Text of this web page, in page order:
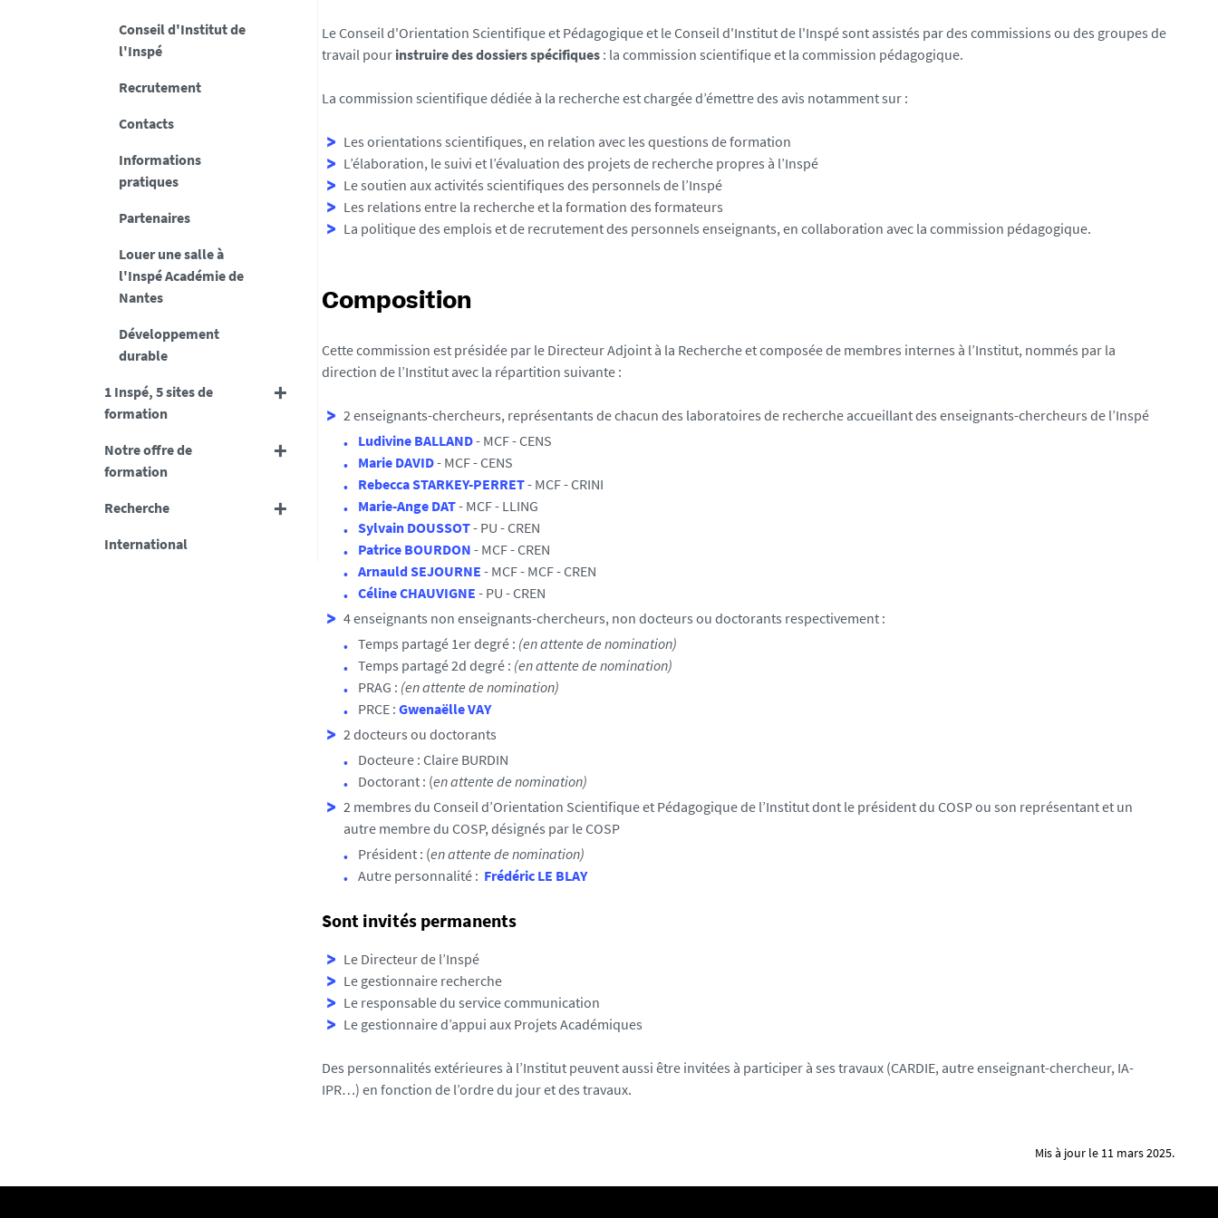
Conseil d'Institut de
l'Inspé
Recrutement
Contacts
Informations
pratiques
Partenaires
Louer une salle à
l'Inspé Académie de
Nantes
Développement
durable
1 Inspé, 5 sites de
formation
Notre offre de
formation
Recherche
International
Le Conseil d'Orientation Scientifique et Pédagogique et le Conseil d'Institut de l'Inspé sont assistés par des commissions ou des groupes de
travail pour instruire des dossiers spécifiques : la commission scientifique et la commission pédagogique.
La commission scientifique dédiée à la recherche est chargée d’émettre des avis notamment sur :
Les orientations scientifiques, en relation avec les questions de formation
L’élaboration, le suivi et l’évaluation des projets de recherche propres à l’Inspé
Le soutien aux activités scientifiques des personnels de l’Inspé
Les relations entre la recherche et la formation des formateurs
La politique des emplois et de recrutement des personnels enseignants, en collaboration avec la commission pédagogique.
Composition
Cette commission est présidée par le Directeur Adjoint à la Recherche et composée de membres internes à l’Institut, nommés par la
direction de l’Institut avec la répartition suivante :
2 enseignants-chercheurs, représentants de chacun des laboratoires de recherche accueillant des enseignants-chercheurs de l’Inspé
Ludivine BALLAND- MCF - CENS
Marie DAVID- MCF - CENS
Rebecca STARKEY-PERRET- MCF - CRINI
Marie-Ange DAT- MCF - LLING
Sylvain DOUSSOT- PU - CREN
Patrice BOURDON - MCF - CREN
Arnauld SEJOURNE - MCF - MCF - CREN
Céline CHAUVIGNE - PU - CREN
4 enseignants non enseignants-chercheurs, non docteurs ou doctorants respectivement :
Temps partagé 1er degré : (en attente de nomination)
Temps partagé 2d degré : (en attente de nomination)
PRAG : (en attente de nomination)
PRCE : Gwenaëlle VAY
2 docteurs ou doctorants
Docteure : Claire BURDIN
Doctorant : (en attente de nomination)
2 membres du Conseil d’Orientation Scientifique et Pédagogique de l’Institut dont le président du COSP ou son représentant et un
autre membre du COSP, désignés par le COSP
Président : (en attente de nomination)
Autre personnalité : Frédéric LE BLAY
Sont invités permanents
Le Directeur de l’Inspé
Le gestionnaire recherche
Le responsable du service communication
Le gestionnaire d’appui aux Projets Académiques
Des personnalités extérieures à l’Institut peuvent aussi être invitées à participer à ses travaux (CARDIE, autre enseignant-chercheur, IA-
IPR…) en fonction de l’ordre du jour et des travaux.
Mis à jour le 11 mars 2025.